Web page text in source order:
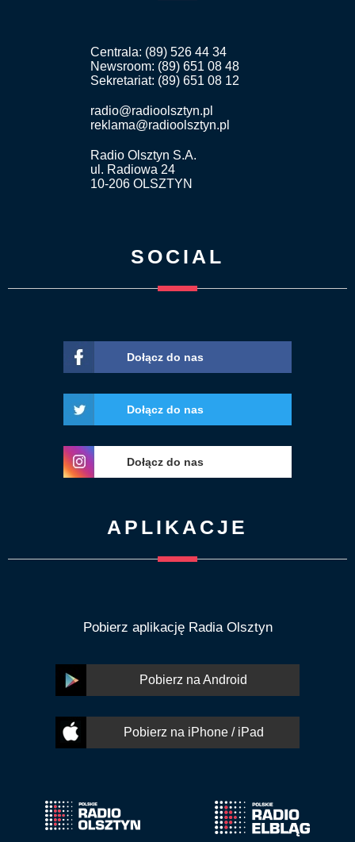
Centrala: (89) 526 44 34
Newsroom: (89) 651 08 48
Sekretariat: (89) 651 08 12
radio@radioolsztyn.pl
reklama@radioolsztyn.pl
Radio Olsztyn S.A.
ul. Radiowa 24
10-206 OLSZTYN
SOCIAL
Dołącz do nas
Dołącz do nas
Dołącz do nas
APLIKACJE
Pobierz aplikację Radia Olsztyn
Pobierz na Android
Pobierz na iPhone / iPad